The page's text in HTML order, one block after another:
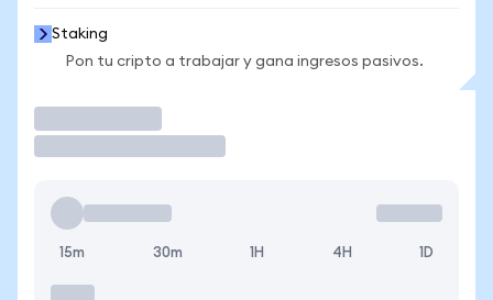
Staking
Pon tu cripto a trabajar y gana ingresos pasivos.
15m 30m 1H 4H 1D